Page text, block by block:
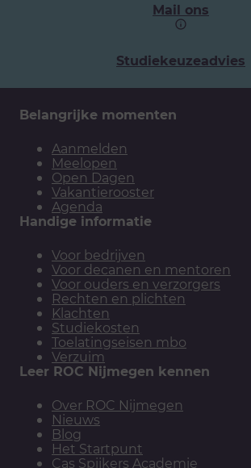
Mail ons
Studiekeuzeadvies
Belangrijke momenten
Aanmelden
Meelopen
Open Dagen
Vakantierooster
Agenda
Handige informatie
Voor bedrijven
Voor decanen en mentoren
Voor ouders en verzorgers
Rechten en plichten
Klachten
Studiekosten
Toelatingseisen mbo
Verzuim
Leer ROC Nijmegen kennen
Over ROC Nijmegen
Nieuws
Blog
Het Startpunt
Cas Spijkers Academie